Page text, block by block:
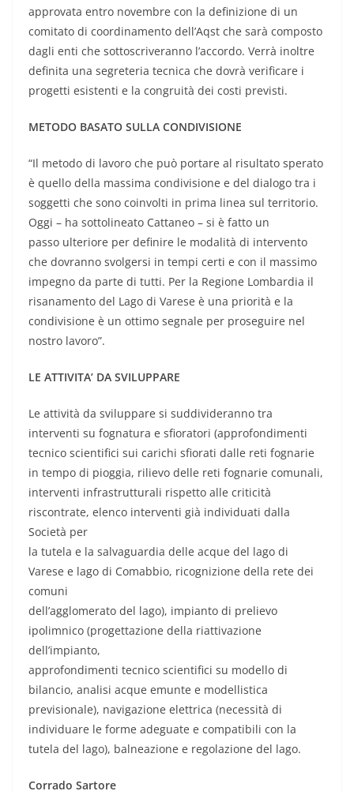
approvata entro novembre con la definizione di un
comitato di coordinamento dell’Aqst che sarà composto
dagli enti che sottoscriveranno l’accordo. Verrà inoltre
definita una segreteria tecnica che dovrà verificare i
progetti esistenti e la congruità dei costi previsti.
METODO BASATO SULLA CONDIVISIONE
“Il metodo di lavoro che può portare al risultato sperato
è quello della massima condivisione e del dialogo tra i
soggetti che sono coinvolti in prima linea sul territorio.
Oggi – ha sottolineato Cattaneo – si è fatto un
passo ulteriore per definire le modalità di intervento
che dovranno svolgersi in tempi certi e con il massimo
impegno da parte di tutti. Per la Regione Lombardia il
risanamento del Lago di Varese è una priorità e la
condivisione è un ottimo segnale per proseguire nel
nostro lavoro”.
LE ATTIVITA’ DA SVILUPPARE
Le attività da sviluppare si suddivideranno tra
interventi su fognatura e sfioratori (approfondimenti
tecnico scientifici sui carichi sfiorati dalle reti fognarie
in tempo di pioggia, rilievo delle reti fognarie comunali,
interventi infrastrutturali rispetto alle criticità
riscontrate, elenco interventi già individuati dalla
Società per
la tutela e la salvaguardia delle acque del lago di
Varese e lago di Comabbio, ricognizione della rete dei
comuni
dell’agglomerato del lago), impianto di prelievo
ipolimnico (progettazione della riattivazione
dell’impianto,
approfondimenti tecnico scientifici su modello di
bilancio, analisi acque emunte e modellistica
previsionale), navigazione elettrica (necessità di
individuare le forme adeguate e compatibili con la
tutela del lago), balneazione e regolazione del lago.
Corrado Sartore